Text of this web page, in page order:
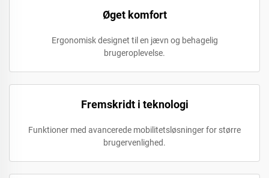
Øget komfort
Ergonomisk designet til en jævn og behagelig
brugeroplevelse.
Fremskridt i teknologi
Funktioner med avancerede mobilitetsløsninger for større
brugervenlighed.